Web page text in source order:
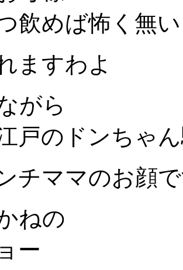
飲めば怖く無い
ますわよ
がら
戸のドンちゃ
チママのお顔
ねの
ー